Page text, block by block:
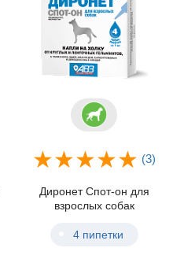
(3)
Диронет Спот-он для
взрослых собак
4 пипетки